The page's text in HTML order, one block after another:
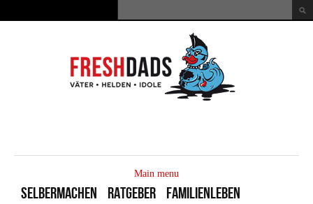
Suchformular
Main menu
SELBERMACHEN RATGEBER
FAMILIENLEBEN